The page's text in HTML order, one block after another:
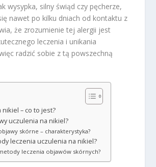
wysypka, silny świąd czy pęcherze,
nawet po kilku dniach od kontaktu z
że zrozumienie tej alergii jest
leczenia i unikania
radzić sobie z tą powszechną
– co to jest?
uczulenia na nikiel?
skórne – charakterystyka?
leczenia uczulenia na nikiel?
leczenia objawów skórnych?